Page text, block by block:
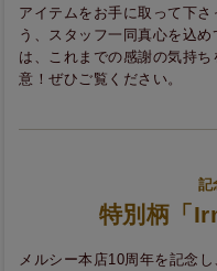
アイテムをお手に取って下
う、スタッフ一同真心を込
は、これまでの感謝の気持
意！ぜひご覧ください。
記
特別柄「
メルシー本店10周年を記念